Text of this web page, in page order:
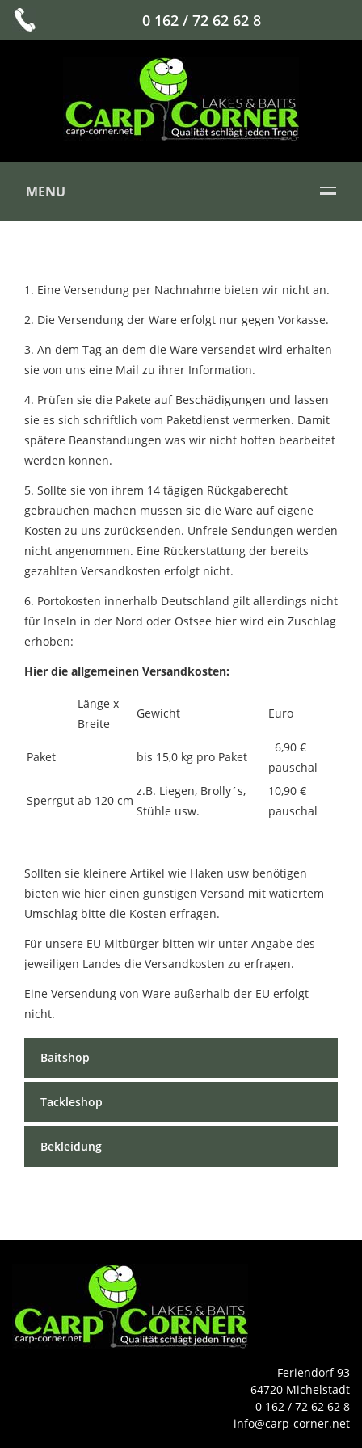
0 162 / 72 62 62 8
MENU
1. Eine Versendung per Nachnahme bieten wir nicht an.
2. Die Versendung der Ware erfolgt nur gegen Vorkasse.
3. An dem Tag an dem die Ware versendet wird erhalten
sie von uns eine Mail zu ihrer Information.
4. Prüfen sie die Pakete auf Beschädigungen und lassen
sie es sich schriftlich vom Paketdienst vermerken. Damit
spätere Beanstandungen was wir nicht hoffen bearbeitet
werden können.
5. Sollte sie von ihrem 14 tägigen Rückgaberecht
gebrauchen machen müssen sie die Ware auf eigene
Kosten zu uns zurücksenden. Unfreie Sendungen werden
nicht angenommen. Eine Rückerstattung der bereits
gezahlten Versandkosten erfolgt nicht.
6. Portokosten innerhalb Deutschland gilt allerdings nicht
für Inseln in der Nord oder Ostsee hier wird ein Zuschlag
erhoben:
Hier die allgemeinen Versandkosten:
Länge x
Breite
Gewicht Euro
Paket bis 15,0 kg pro Paket
6,90 €
pauschal
Sperrgut ab 120 cm
z.B. Liegen, Brolly´s,
Stühle usw.
10,90 €
pauschal
Sollten sie kleinere Artikel wie Haken usw benötigen
bieten wie hier einen günstigen Versand mit watiertem
Umschlag bitte die Kosten erfragen.
Für unsere EU Mitbürger bitten wir unter Angabe des
jeweiligen Landes die Versandkosten zu erfragen.
Eine Versendung von Ware außerhalb der EU erfolgt
nicht.
Baitshop
Tackleshop
Bekleidung
Feriendorf 93
64720 Michelstadt
0 162 / 72 62 62 8
info@carp-corner.net